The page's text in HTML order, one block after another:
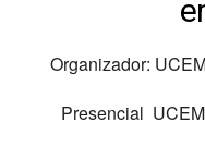
Organizador:
Presencial